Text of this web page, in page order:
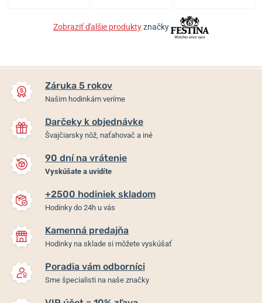
Zobraziť ďalšie produktyznačky
Záruka 5 rokov
Našim hodinkám veríme
Darčeky k objednávke
Švajčiarsky nôž, naťahovač a iné
90 dní na vrátenie
Vyskúšate a uvidíte
+2500 hodiniek skladom
Hodinky do 24h u vás
Kamenná predajňa
Hodinky na sklade si môžete vyskúšať
Poradia vám odborníci
Sme špecialisti na naše značky